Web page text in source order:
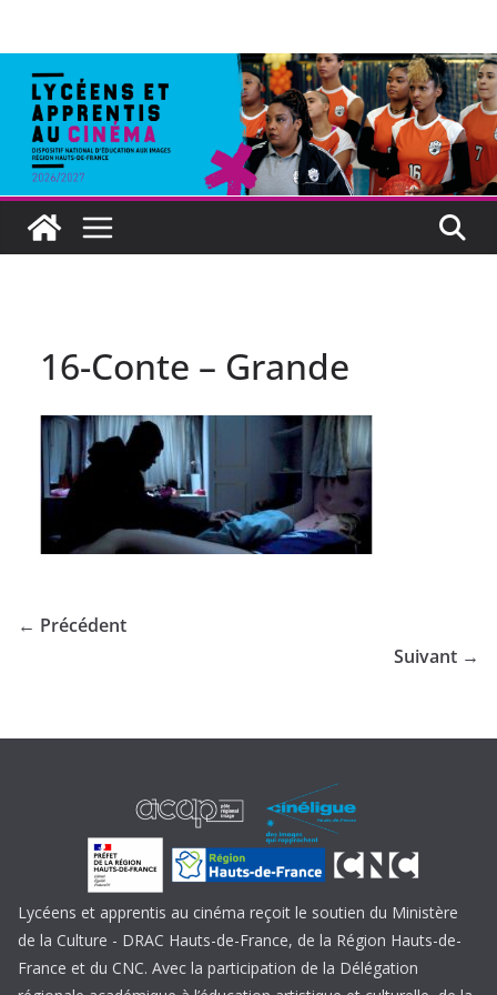
16-Conte – Grande
← Précédent
Suivant →
Lycéens et apprentis au cinéma reçoit le soutien du Ministère
de la Culture - DRAC Hauts-de-France, de la Région Hauts-de-
France et du CNC. Avec la participation de la Délégation